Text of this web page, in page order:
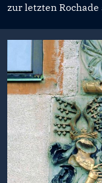
zur letzten Rochade